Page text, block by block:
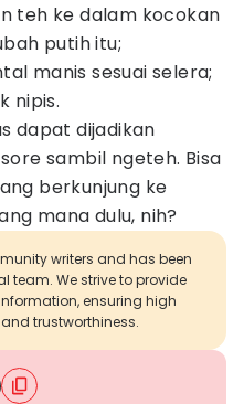
teh ke dalam kocokan
putih itu;
manis sesuai selera;
nipis.
dapat dijadikan
sambil ngeteh. Bisa
berkunjung ke
mana dulu, nih?
writers and has been
team. We strive to provide
ensuring high
trustworthiness.